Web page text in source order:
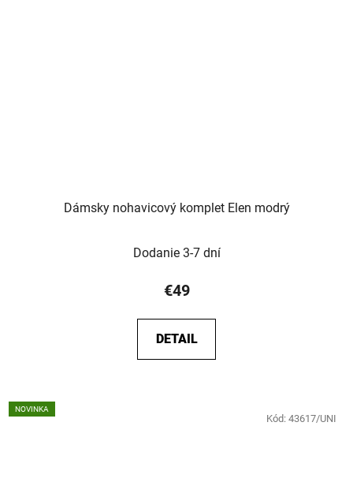
Dámsky nohavicový komplet Elen modrý
Dodanie 3-7 dní
€49
DETAIL
NOVINKA
Kód: 43617/UNI